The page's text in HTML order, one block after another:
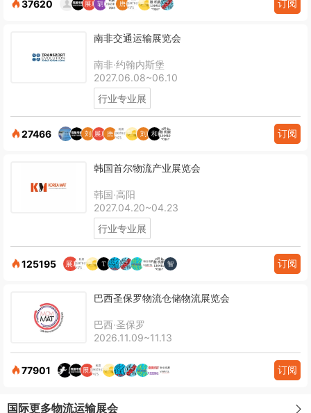
37620 订阅
南非交通运输展览会
南非·约翰内斯堡
2027.06.08~06.10
行业专业展
27466 订阅
韩国首尔物流产业展览会
韩国·高阳
2027.04.20~04.23
行业专业展
125195 订阅
巴西圣保罗物流仓储物流展览会
巴西·圣保罗
2026.11.09~11.13
77901 订阅
国际更多物流运输展会